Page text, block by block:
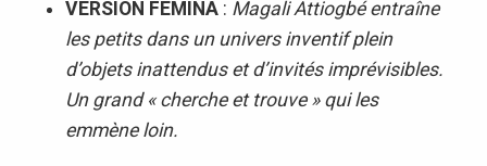
VERSION FEMINA: Magali Attiogbé entraîne
les petits dans un univers inventif plein
d’objets inattendus et d’invités imprévisibles.
Un grand « cherche et trouve » qui les
emmène loin.